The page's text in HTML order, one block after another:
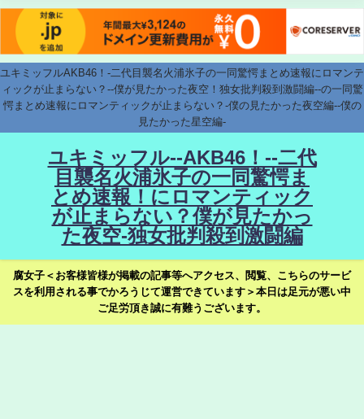
ユキミッフルAKB46！-二代目襲名火浦氷子の一同驚愕まとめ速報にロマンテ
ィックが止まらない？--僕が見たかった夜空！独女批判殺到激闘編--の一同驚
愕まとめ速報にロマンティックが止まらない？-僕の見たかった夜空編--僕の
見たかった星空編-
ユキミッフル--AKB46！--二代
目襲名火浦氷子の一同驚愕ま
とめ速報！にロマンティック
が止まらない？僕が見たかっ
た夜空-独女批判殺到激闘編
腐女子＜お客様皆様が掲載の記事等へアクセス、閲覧、こちらのサービ
スを利用される事でかろうじて運営できています＞本日は足元が悪い中
ご足労頂き誠に有難うございます。